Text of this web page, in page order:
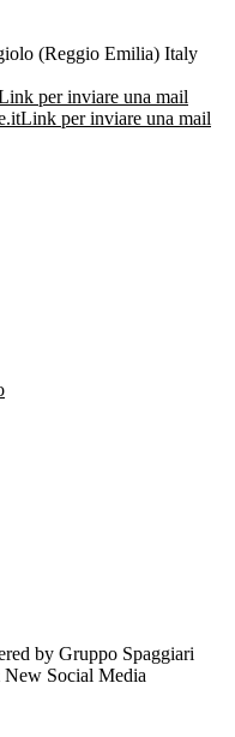
(Reggio Emilia) Italy
per inviare una mail
Link per inviare una mail
by Gruppo Spaggiari
Social Media